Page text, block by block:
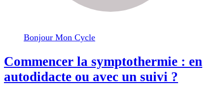
Bonjour Mon Cycle
Commencer la symptothermie : en
autodidacte ou avec un suivi ?